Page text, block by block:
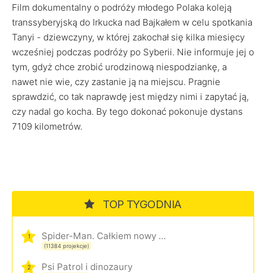
Film dokumentalny o podróży młodego Polaka koleją
transsyberyjską do Irkucka nad Bajkałem w celu spotkania
Tanyi - dziewczyny, w której zakochał się kilka miesięcy
wcześniej podczas podróży po Syberii. Nie informuje jej o
tym, gdyż chce zrobić urodzinową niespodziankę, a
nawet nie wie, czy zastanie ją na miejscu. Pragnie
sprawdzić, co tak naprawdę jest między nimi i zapytać ją,
czy nadal go kocha. By tego dokonać pokonuje dystans
7109 kilometrów.
TOP TYGODNIA
1 Spider-Man. Całkiem nowy dzień
(11384 projekcje)
2 Psi Patrol i dinozaury